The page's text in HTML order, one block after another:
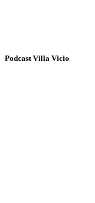
Podcast Villa Vicio